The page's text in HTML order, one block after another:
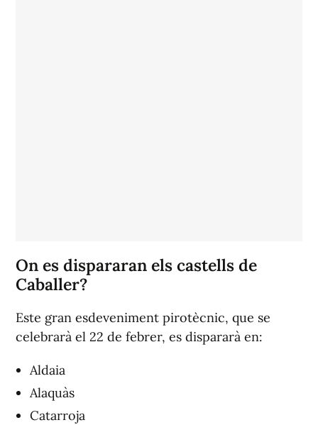
On es dispararan els castells de
Caballer?
Este gran esdeveniment pirotècnic, que se
celebrarà el 22 de febrer, es dispararà en:
Aldaia
Alaquàs
Catarroja